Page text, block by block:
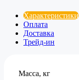
Характеристики
Оплата
Доставка
Трейд-ин
Масса, кг